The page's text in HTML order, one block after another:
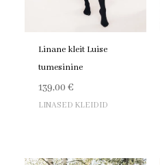
Linane kleit Luise
tumesinine
139,00€
LINASED KLEIDID